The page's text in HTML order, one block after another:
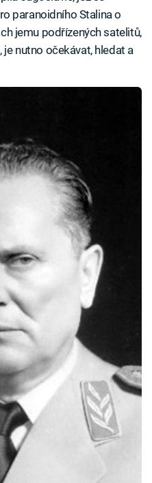
paranoidního Stalina o
jemu podřízených satelitů,
nutno očekávat, hledat a